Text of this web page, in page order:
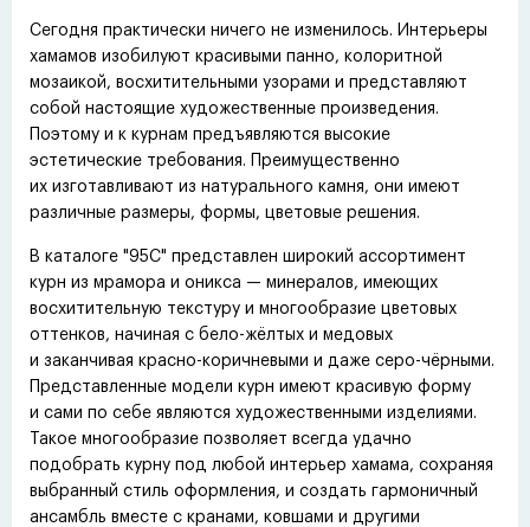
Сегодня практически ничего не изменилось. Интерьеры
хамамов изобилуют красивыми панно, колоритной
мозаикой, восхитительными узорами и представляют
собой настоящие художественные произведения.
Поэтому и к курнам предъявляются высокие
эстетические требования. Преимущественно
их изготавливают из натурального камня, они имеют
различные размеры, формы, цветовые решения.
В каталоге "95С" представлен широкий ассортимент
курн из мрамора и оникса — минералов, имеющих
восхитительную текстуру и многообразие цветовых
оттенков, начиная с бело-жёлтых и медовых
и заканчивая красно-коричневыми и даже серо-чёрными.
Представленные модели курн имеют красивую форму
и сами по себе являются художественными изделиями.
Такое многообразие позволяет всегда удачно
подобрать курну под любой интерьер хамама, сохраняя
выбранный стиль оформления, и создать гармоничный
ансамбль вместе с кранами, ковшами и другими